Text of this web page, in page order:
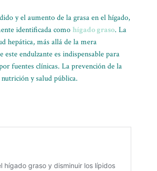
y el aumento de la grasa en el hígado,
identificada comohígado graso. La
hepática, más allá de la mera
endulzante es indispensable para
fuentes clínicas. La prevención de la
y salud pública.